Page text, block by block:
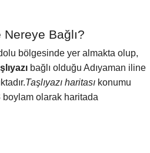
Nereye Bağlı?
bölgesinde yer almakta olup,
bağlı olduğu Adıyaman iline
Taşlıyazı haritası konumu
olarak haritada